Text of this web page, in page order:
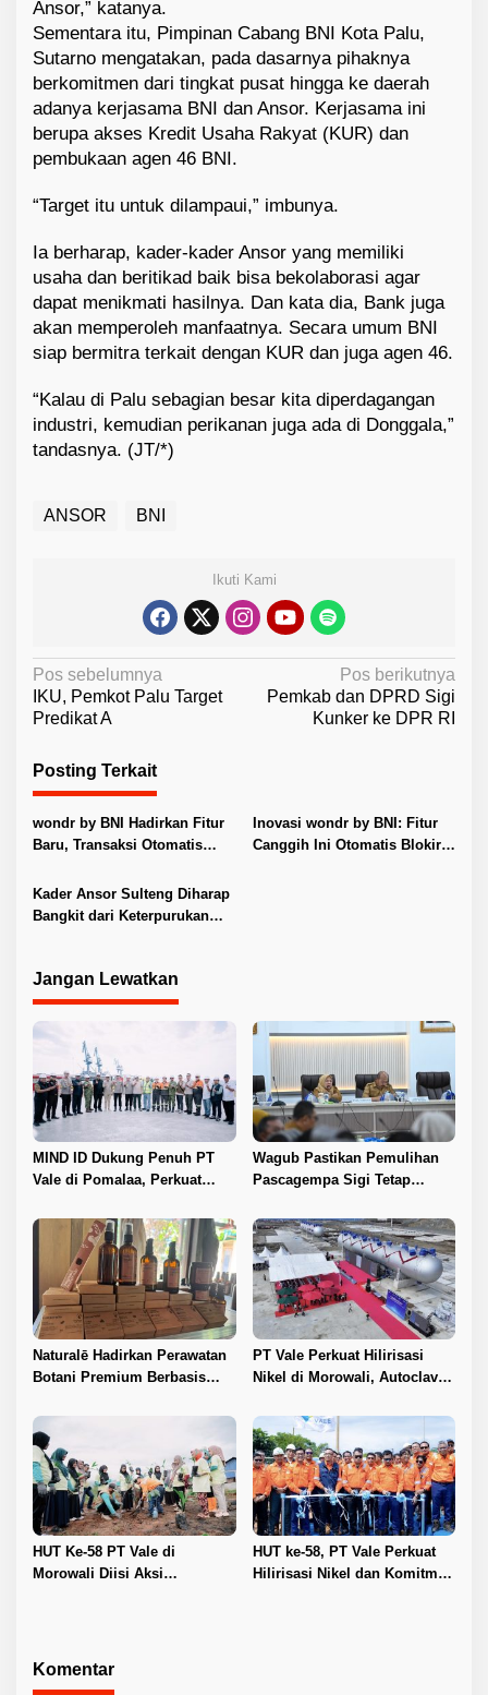
Ansor,” katanya.
Sementara itu, Pimpinan Cabang BNI Kota Palu,
Sutarno mengatakan, pada dasarnya pihaknya
berkomitmen dari tingkat pusat hingga ke daerah
adanya kerjasama BNI dan Ansor. Kerjasama ini
berupa akses Kredit Usaha Rakyat (KUR) dan
pembukaan agen 46 BNI.
“Target itu untuk dilampaui,” imbunya.
Ia berharap, kader-kader Ansor yang memiliki
usaha dan beritikad baik bisa bekolaborasi agar
dapat menikmati hasilnya. Dan kata dia, Bank juga
akan memperoleh manfaatnya. Secara umum BNI
siap bermitra terkait dengan KUR dan juga agen 46.
“Kalau di Palu sebagian besar kita diperdagangan
industri, kemudian perikanan juga ada di Donggala,”
tandasnya. (JT/*)
ANSOR BNI
Ikuti Kami
N
a
i
g
a
i
p
s
Pos sebelumnya
IKU, Pemkot Palu Target
Predikat A
Pos berikutnya
Pemkab dan DPRD Sigi
Kunker ke DPR RI
Posting Terkait
wondr by BNI Hadirkan Fitur
Baru, Transaksi Otomatis
Telepon
Inovasi wondr by BNI: Fitur
Canggih Ini Otomatis Blokir
Kader Ansor Sulteng Diharap
Bangkit dari Keterpurukan
Jangan Lewatkan
MIND ID Dukung Penuh PT
Vale di Pomalaa, Perkuat
Hilirisasi Nikel
Wagub Pastikan Pemulihan
Pascagempa Sigi Tetap
Naturalē Hadirkan Perawatan
Botani Premium Berbasis
PT Vale Perkuat Hilirisasi
Nikel di Morowali, Autoclave
Industri Baterai EV
HUT Ke-58 PT Vale di
Morowali Diisi Aksi
HUT ke-58, PT Vale Perkuat
Hilirisasi Nikel dan Komitmen
Komentar